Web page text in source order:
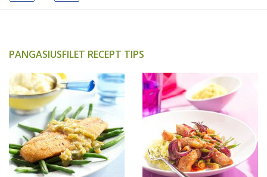
PANGASIUSFILET RECEPT TIPS